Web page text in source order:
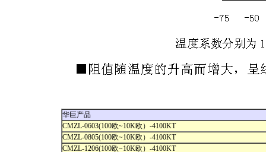
华巨产品
CMZL-0603(100欧~10K欧）-4100KT
CMZL-0805(100欧~10K欧）-4100KT
CMZL-1206(100欧~10K欧）-4100KT